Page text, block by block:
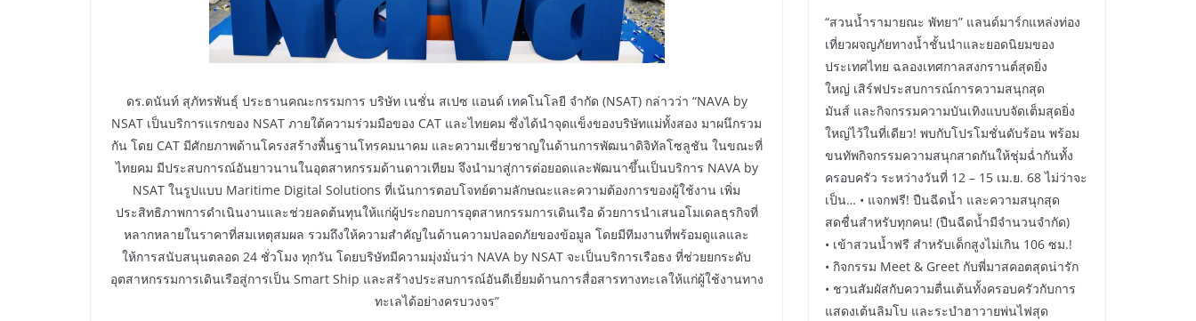
ดร.ดนันท์ สุภัทรพันธุ์ ประธานคณะกรรมการ บริษัท เนชั่น สเปซ แอนด์ เทคโนโลยี จำกัด (NSAT) กล่าวว่า “NAVA by
NSAT เป็นบริการแรกของ NSAT ภายใต้ความร่วมมือของ CAT และไทยคม ซึ่งได้นำจุดแข็งของบริษัทแม่ทั้งสอง มาผนึกรวม
กัน โดย CAT มีศักยภาพด้านโครงสร้างพื้นฐานโทรคมนาคม และความเชี่ยวชาญในด้านการพัฒนาดิจิทัลโซลูชัน ในขณะที่
ไทยคม มีประสบการณ์อันยาวนานในอุตสาหกรรมด้านดาวเทียม จึงนำมาสู่การต่อยอดและพัฒนาขึ้นเป็นบริการ NAVA by
NSAT ในรูปแบบ Maritime Digital Solutions ที่เน้นการตอบโจทย์ตามลักษณะและความต้องการของผู้ใช้งาน เพิ่ม
ประสิทธิภาพการดำเนินงานและช่วยลดต้นทุนให้แก่ผู้ประกอบการอุตสาหกรรมการเดินเรือ ด้วยการนำเสนอโมเดลธุรกิจที่
หลากหลายในราคาที่สมเหตุสมผล รวมถึงให้ความสำคัญในด้านความปลอดภัยของข้อมูล โดยมีทีมงานที่พร้อมดูแลและ
ให้การสนับสนุนตลอด 24 ชั่วโมง ทุกวัน โดยบริษัทมีความมุ่งมั่นว่า NAVA by NSAT จะเป็นบริการเรือธง ที่ช่วยยกระดับ
อุตสาหกรรมการเดินเรือสู่การเป็น Smart Ship และสร้างประสบการณ์อันดีเยี่ยมด้านการสื่อสารทางทะเลให้แก่ผู้ใช้งานทาง
ทะเลได้อย่างครบวงจร”
“สวนน้ำรามายณะ พัทยา” แลนด์มาร์กแหล่งท่อง
เที่ยวผจญภัยทางน้ำชั้นนำและยอดนิยมของ
ประเทศไทย ฉลองเทศกาลสงกรานต์สุดยิ่ง
ใหญ่ เสิร์ฟประสบการณ์การความสนุกสุด
มันส์ และกิจกรรมความบันเทิงแบบจัดเต็มสุดยิ่ง
ใหญ่ไว้ในที่เดียว! พบกับโปรโมชั่นดับร้อน พร้อม
ขนทัพกิจกรรมความสนุกสาดกันให้ชุ่มฉ่ำกันทั้ง
ครอบครัว ระหว่างวันที่ 12 – 15 เม.ย. 68 ไม่ว่าจะ
เป็น… • แจกฟรี! ปืนฉีดน้ำ และความสนุกสุด
สดชื่นสำหรับทุกคน! (ปืนฉีดน้ำมีจำนวนจำกัด)
• เข้าสวนน้ำฟรี สำหรับเด็กสูงไม่เกิน 106 ซม.!
• กิจกรรม Meet & Greet กับพี่มาสคอตสุดน่ารัก
• ชวนสัมผัสกับความตื่นเต้นทั้งครอบครัวกับการ
แสดงเต้นลิมโบ และระบำฮาวายพ่นไฟสุด